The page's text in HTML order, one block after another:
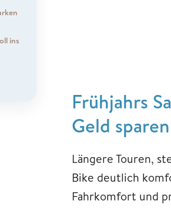
ins
Frühjahrs
Geld
Längere Touren,
Bike deutlich
Fahrkomfort und